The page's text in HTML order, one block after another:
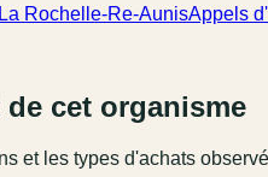
Rochelle-Re-AunisAppels
cet organisme
et les types d'achats